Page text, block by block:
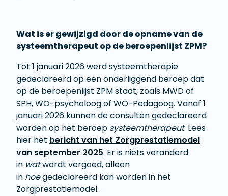
Wat is er gewijzigd door de opname van de
systeemtherapeut op de beroepenlijst ZPM?
Tot 1 januari 2026 werd systeemtherapie
gedeclareerd op een onderliggend beroep dat
op de beroepenlijst ZPM staat, zoals MWD of
SPH, WO-psycholoog of WO-Pedagoog. Vanaf 1
januari 2026 kunnen de consulten gedeclareerd
worden op het beroep systeemtherapeut. Lees
hier het bericht van het Zorgprestatiemodel
van september 2025. Er is niets veranderd
in watwordt vergoed, alleen
in hoegedeclareerd kan worden in het
Zorgprestatiemodel.